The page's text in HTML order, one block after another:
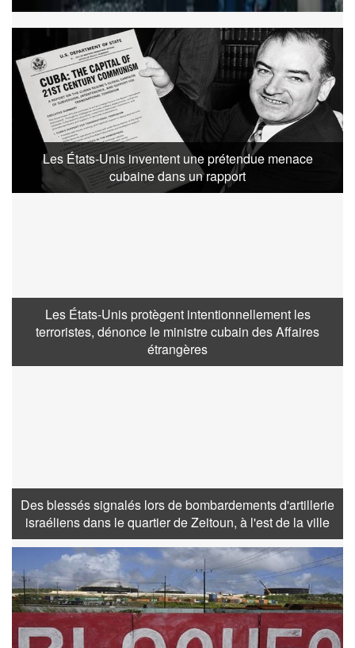
Les États-Unis inventent une prétendue menace
cubaine dans un rapport
Les États-Unis protègent intentionnellement les
terroristes, dénonce le ministre cubain des Affaires
étrangères
Des blessés signalés lors de bombardements d'artillerie
israéliens dans le quartier de Zeitoun, à l'est de la ville